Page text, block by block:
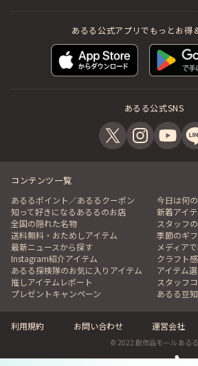
あるる公式アプリでもっとお得
あるる公式SNS
コンテンツ一覧
あるるポイント／あるるクーポン
今日は何
知って好きになるあるるのお店
新着アイ
全国の隠れた名物
スタッフ
送料無料・おためしアイテム
季節のギ
最新ニュースから探す
メディア
Instagram紹介アイテム
クラフト
あるる探検隊のお気に入りアイテム
アイテム
推しアイテムレポート
スタッフ
プレゼントキャンペーン
あるる豆
利用規約 お問い合わせ 運営会社
© 2022 創作品モール あるる